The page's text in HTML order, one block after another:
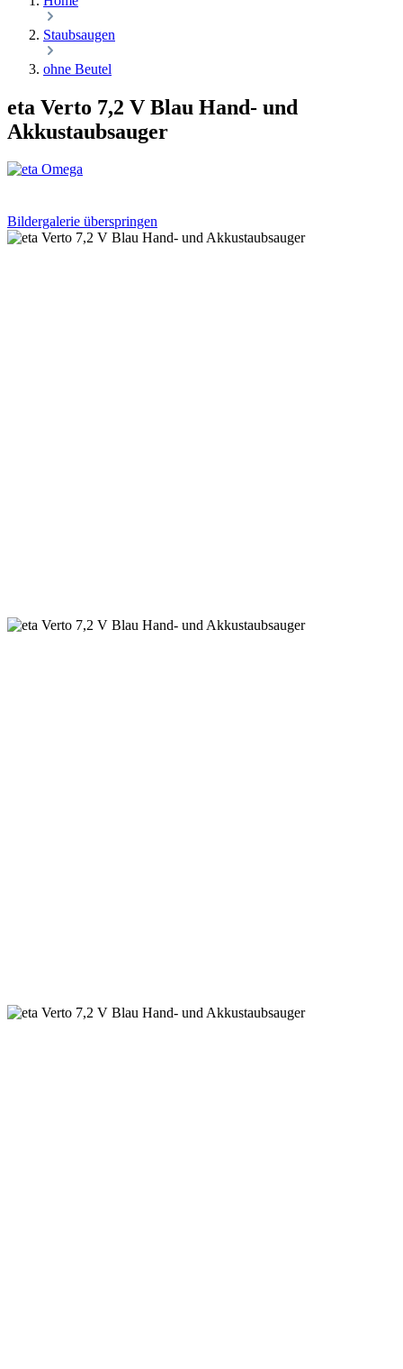
Staubsaugen
ohne Beutel
eta Verto 7,2 V Blau Hand- und
Akkustaubsauger
Bildergalerie überspringen